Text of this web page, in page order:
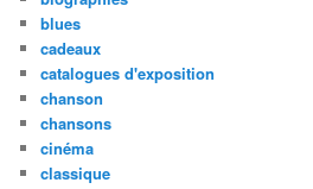
blues
cadeaux
catalogues d'exposition
chanson
chansons
cinéma
classique